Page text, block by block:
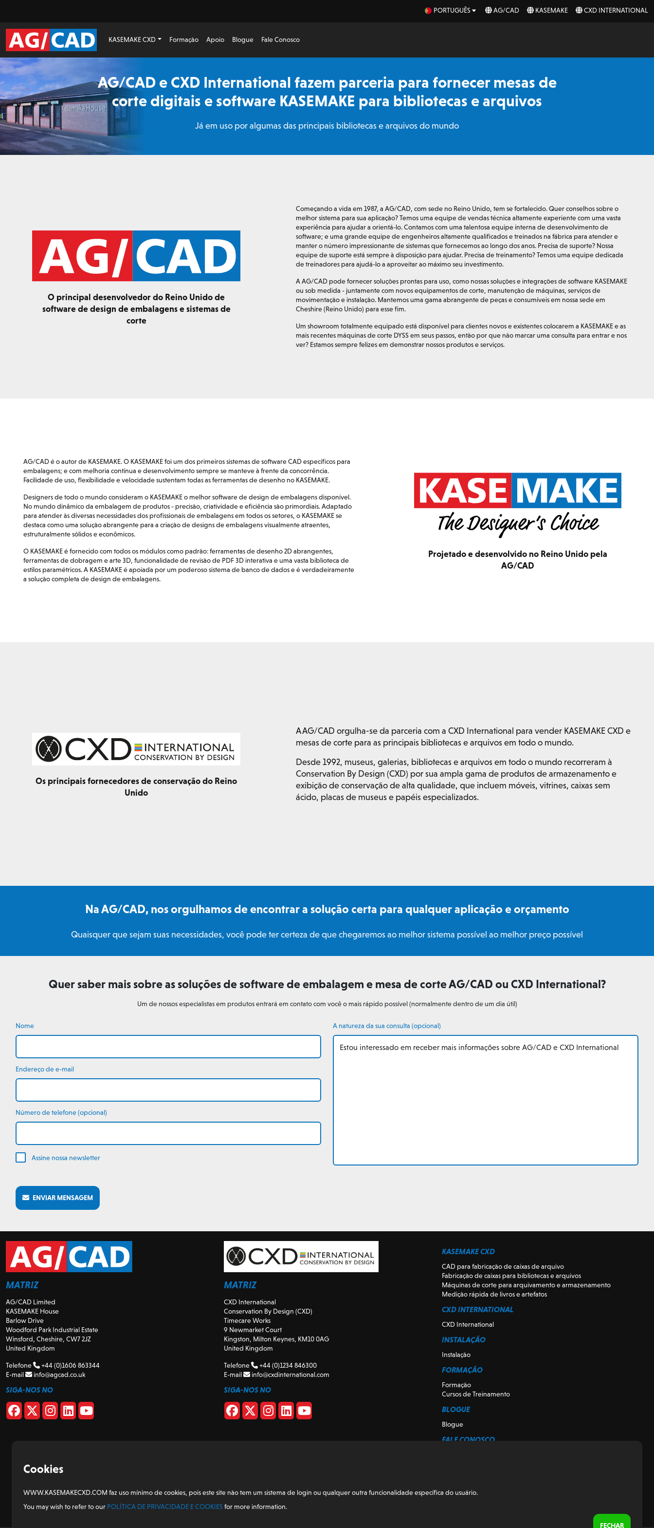
PORTUGUÊS AG/CAD KASEMAKE CXD INTERNATIONAL
KASEMAKE CXD Formação Apoio Blogue Fale Conosco
AG/CAD e CXD International fazem parceria para fornecer mesas de
corte digitais e software KASEMAKE para bibliotecas e arquivos
Já em uso por algumas das principais bibliotecas e arquivos do mundo
O principal desenvolvedor do Reino Unido de
software de design de embalagens e sistemas de
corte
Começando a vida em 1987, a AG/CAD, com sede no Reino Unido, tem se fortalecido. Quer conselhos sobre o
melhor sistema para sua aplicação? Temos uma equipe de vendas técnica altamente experiente com uma vasta
experiência para ajudar a orientá-lo. Contamos com uma talentosa equipe interna de desenvolvimento de
software; e uma grande equipe de engenheiros altamente qualificados e treinados na fábrica para atender e
manter o número impressionante de sistemas que fornecemos ao longo dos anos. Precisa de suporte? Nossa
equipe de suporte está sempre à disposição para ajudar. Precisa de treinamento? Temos uma equipe dedicada
de treinadores para ajudá-lo a aproveitar ao máximo seu investimento.
A AG/CAD pode fornecer soluções prontas para uso, como nossas soluções e integrações de software KASEMAKE
ou sob medida - juntamente com novos equipamentos de corte, manutenção de máquinas, serviços de
movimentação e instalação. Mantemos uma gama abrangente de peças e consumíveis em nossa sede em
Cheshire (Reino Unido) para esse fim.
Um showroom totalmente equipado está disponível para clientes novos e existentes colocarem a KASEMAKE e as
mais recentes máquinas de corte DYSS em seus passos, então por que não marcar uma consulta para entrar e nos
ver? Estamos sempre felizes em demonstrar nossos produtos e serviços.
Projetado e desenvolvido no Reino Unido pela
AG/CAD
AG/CAD é o autor de KASEMAKE. O KASEMAKE foi um dos primeiros sistemas de software CAD específicos para
embalagens; e com melhoria contínua e desenvolvimento sempre se manteve à frente da concorrência.
Facilidade de uso, flexibilidade e velocidade sustentam todas as ferramentas de desenho no KASEMAKE.
Designers de todo o mundo consideram o KASEMAKE o melhor software de design de embalagens disponível.
No mundo dinâmico da embalagem de produtos - precisão, criatividade e eficiência são primordiais. Adaptado
para atender às diversas necessidades dos profissionais de embalagens em todos os setores, o KASEMAKE se
destaca como uma solução abrangente para a criação de designs de embalagens visualmente atraentes,
estruturalmente sólidos e econômicos.
O KASEMAKE é fornecido com todos os módulos como padrão: ferramentas de desenho 2D abrangentes,
ferramentas de dobragem e arte 3D, funcionalidade de revisão de PDF 3D interativa e uma vasta biblioteca de
estilos paramétricos. A KASEMAKE é apoiada por um poderoso sistema de banco de dados e é verdadeiramente
a solução completa de design de embalagens.
Os principais fornecedores de conservação do Reino
Unido
A AG/CAD orgulha-se da parceria com a CXD International para vender KASEMAKE CXD e
mesas de corte para as principais bibliotecas e arquivos em todo o mundo.
Desde 1992, museus, galerias, bibliotecas e arquivos em todo o mundo recorreram à
Conservation By Design (CXD) por sua ampla gama de produtos de armazenamento e
exibição de conservação de alta qualidade, que incluem móveis, vitrines, caixas sem
ácido, placas de museus e papéis especializados.
Na AG/CAD, nos orgulhamos de encontrar a solução certa para qualquer aplicação e orçamento
Quaisquer que sejam suas necessidades, você pode ter certeza de que chegaremos ao melhor sistema possível ao melhor preço possível
Quer saber mais sobre as soluções de software de embalagem e mesa de corte AG/CAD ou CXD International?
Um de nossos especialistas em produtos entrará em contato com você o mais rápido possível (normalmente dentro de um dia útil)
Nome
Endereço de e-mail
Número de telefone (opcional)
Assine nossa newsletter
A natureza da sua consulta (opcional)
ENVIAR MENSAGEM
MATRIZ
AG/CAD Limited
KASEMAKE House
Barlow Drive
Woodford Park Industrial Estate
Winsford, Cheshire, CW7 2JZ
United Kingdom
Telefone
+44 (0)1606 863344
E-mail
info@agcad.co.uk
SIGA-NOS NO
MATRIZ
CXD International
Conservation By Design (CXD)
Timecare Works
9 Newmarket Court
Kingston, Milton Keynes, KM10 0AG
United Kingdom
Telefone
+44 (0)1234 846300
E-mail
info@cxdinternational.com
SIGA-NOS NO
KASEMAKE CXD
CAD para fabricação de caixas de arquivo
Fabricação de caixas para bibliotecas e arquivos
Máquinas de corte para arquivamento e armazenamento
Medição rápida de livros e artefatos
CXD INTERNATIONAL
CXD International
INSTALAÇÃO
Instalação
FORMAÇÃO
Formação
Cursos de Treinamento
BLOGUE
Blogue
FALE CONOSCO
REGULATÓRIO
Cookies
WWW.KASEMAKECXD.COM faz uso mínimo de cookies, pois este site não tem um sistema de login ou qualquer outra funcionalidade específica do usuário.
You may wish to refer to our POLÍTICA DE PRIVACIDADE E COOKIES for more information.
FECHAR